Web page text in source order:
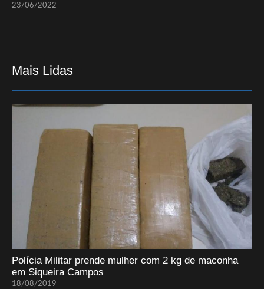
23/06/2022
Mais Lidas
Polícia Militar prende mulher com 2 kg de maconha
em Siqueira Campos
18/08/2019